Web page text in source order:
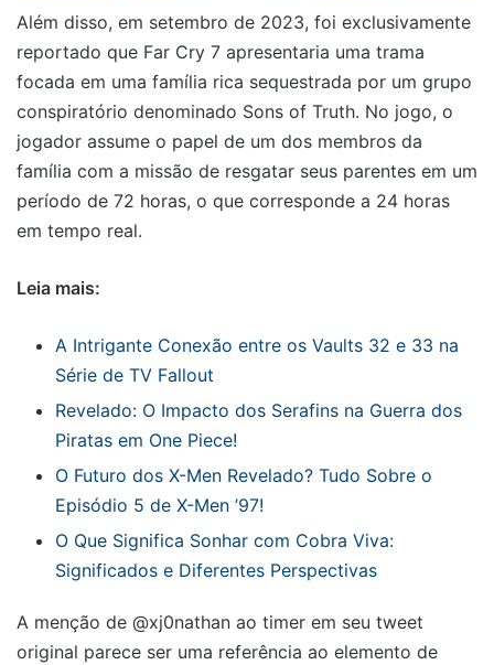
Além disso, em setembro de 2023, foi exclusivamente
reportado que Far Cry 7 apresentaria uma trama
focada em uma família rica sequestrada por um grupo
conspiratório denominado Sons of Truth. No jogo, o
jogador assume o papel de um dos membros da
família com a missão de resgatar seus parentes em um
período de 72 horas, o que corresponde a 24 horas
em tempo real.
Leia mais:
A Intrigante Conexão entre os Vaults 32 e 33 na
Série de TV Fallout
Revelado: O Impacto dos Serafins na Guerra dos
Piratas em One Piece!
O Futuro dos X-Men Revelado? Tudo Sobre o
Episódio 5 de X-Men ’97!
O Que Significa Sonhar com Cobra Viva:
Significados e Diferentes Perspectivas
A menção de @xj0nathan ao timer em seu tweet
original parece ser uma referência ao elemento de